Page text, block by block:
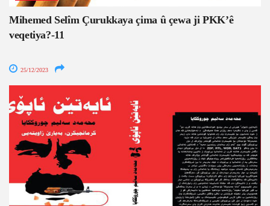
Mihemed Selîm Çurukkaya çima û çewa ji PKK’ê
veqetiya?-11
25/12/2023